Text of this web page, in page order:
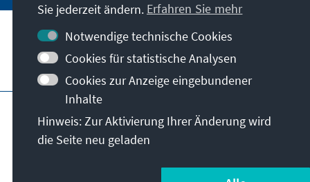
Besuchen Sie auch
Hauptseite der KAS
Nutzungsbedingungen
Erklärung zur Barrierefreiheit
© Konrad-Adenauer-Stiftung e.V. 2026
Sie jederzeit ändern. Erfahren Sie mehr
Notwendige technische Cookies
Cookies für statistische Analysen
Cookies zur Anzeige eingebundener
Inhalte
Hinweis: Zur Aktivierung Ihrer Änderung wird
die Seite neu geladen